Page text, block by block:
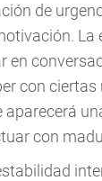
de
La
con
aparecerá
con